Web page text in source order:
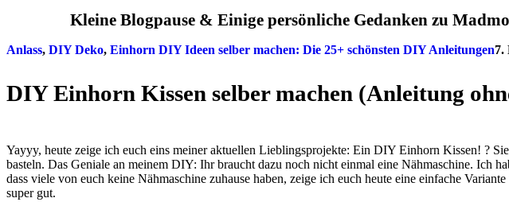
Kleine Blogpause & Einige persönliche Gedanken zu
Anlass, DIY Deko, Einhorn DIY Ideen selber machen: Die 25+ schönsten DIY Anleitungen7.
DIY Einhorn Kissen selber machen (Anleitung
Yayyy, heute zeige ich euch eins meiner aktuellen Lieblingsprojekte: Ein DIY Einhorn Kissen! ?
basteln. Das Geniale an meinem DIY: Ihr braucht dazu noch nicht einmal eine Nähmaschine. Ich
dass viele von euch keine Nähmaschine zuhause haben, zeige ich euch heute eine einfache
super gut.